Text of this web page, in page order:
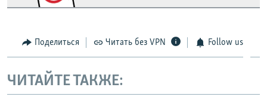
Поделиться Читать без VPN Follow us
ЧИТАЙТЕ ТАКЖЕ: